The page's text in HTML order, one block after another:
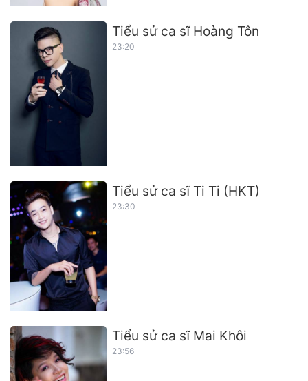
Tiểu sử ca sĩ Hoàng Tôn
23:20
Tiểu sử ca sĩ Ti Ti (HKT)
23:30
Tiểu sử ca sĩ Mai Khôi
23:56